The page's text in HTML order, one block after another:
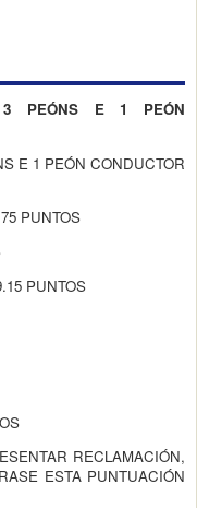
3 PEÓNS E 1 PEÓN
E 1 PEÓN CONDUCTOR
PUNTOS
PUNTOS
RECLAMACIÓN,
ESTA PUNTUACIÓN